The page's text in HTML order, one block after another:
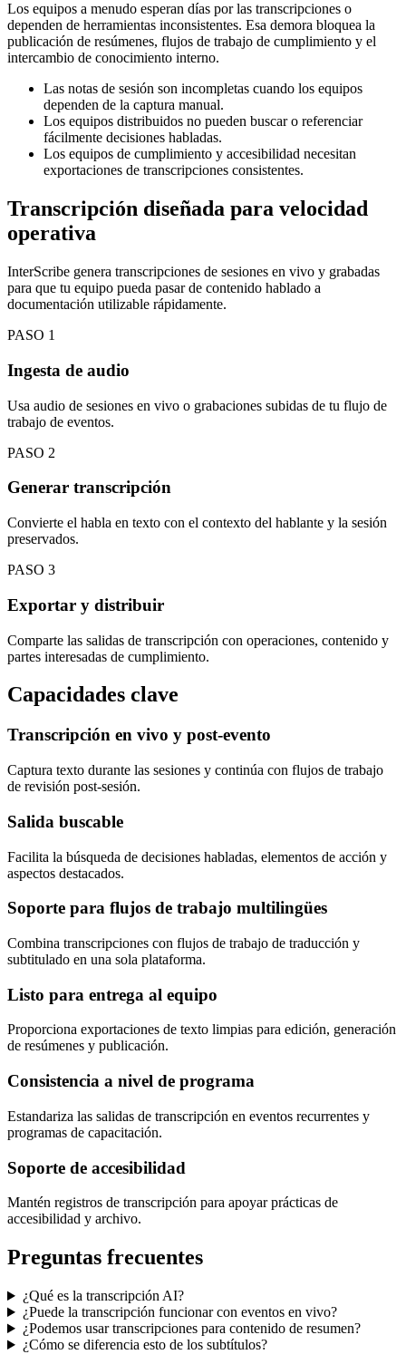
Los equipos a menudo esperan días por las transcripciones o
dependen de herramientas inconsistentes. Esa demora bloquea la
publicación de resúmenes, flujos de trabajo de cumplimiento y el
intercambio de conocimiento interno.
Las notas de sesión son incompletas cuando los equipos
dependen de la captura manual.
Los equipos distribuidos no pueden buscar o referenciar
fácilmente decisiones habladas.
Los equipos de cumplimiento y accesibilidad necesitan
exportaciones de transcripciones consistentes.
Transcripción diseñada para velocidad
operativa
InterScribe genera transcripciones de sesiones en vivo y grabadas
para que tu equipo pueda pasar de contenido hablado a
documentación utilizable rápidamente.
PASO 1
Ingesta de audio
Usa audio de sesiones en vivo o grabaciones subidas de tu flujo de
trabajo de eventos.
PASO 2
Generar transcripción
Convierte el habla en texto con el contexto del hablante y la sesión
preservados.
PASO 3
Exportar y distribuir
Comparte las salidas de transcripción con operaciones, contenido y
partes interesadas de cumplimiento.
Capacidades clave
Transcripción en vivo y post-evento
Captura texto durante las sesiones y continúa con flujos de trabajo
de revisión post-sesión.
Salida buscable
Facilita la búsqueda de decisiones habladas, elementos de acción y
aspectos destacados.
Soporte para flujos de trabajo multilingües
Combina transcripciones con flujos de trabajo de traducción y
subtitulado en una sola plataforma.
Listo para entrega al equipo
Proporciona exportaciones de texto limpias para edición, generación
de resúmenes y publicación.
Consistencia a nivel de programa
Estandariza las salidas de transcripción en eventos recurrentes y
programas de capacitación.
Soporte de accesibilidad
Mantén registros de transcripción para apoyar prácticas de
accesibilidad y archivo.
Preguntas frecuentes
¿Qué es la transcripción AI?
¿Puede la transcripción funcionar con eventos en vivo?
¿Podemos usar transcripciones para contenido de resumen?
¿Cómo se diferencia esto de los subtítulos?